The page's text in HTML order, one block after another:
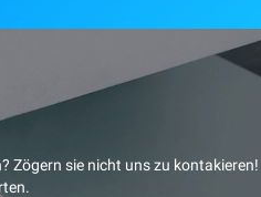
Zögern sie nicht uns zu kontakieren!